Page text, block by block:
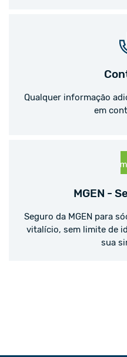
Qualquer informação
em
MGEN -
Seguro da MGEN para
vitalício, sem limite de
sua